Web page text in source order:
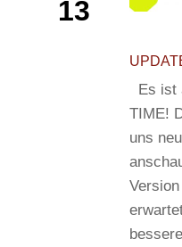
13
Es ist
TIME!
uns